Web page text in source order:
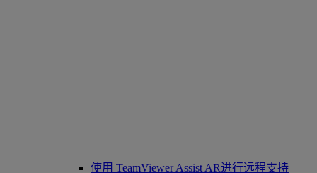
使用 TeamViewer Assist AR进行远程支持